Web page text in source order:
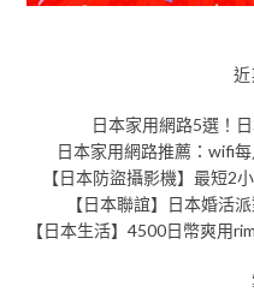
日本家用網路5選！
日本家用網路推薦：wifi
【日本防盜攝影機】最短2
【日本聯誼】日本婚活
【日本生活】4500日幣爽用